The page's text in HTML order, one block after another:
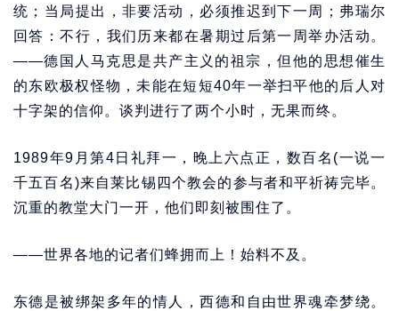
统；当局提出，非要活动，必须推迟到下一周；弗瑞尔
回答：不行，我们历来都在暑期过后第一周举办活动。
——德国人马克思是共产主义的祖宗，但他的思想催生
的东欧极权怪物，未能在短短40年一举扫平他的后人对
十字架的信仰。谈判进行了两个小时，无果而终。
1989年9月第4日礼拜一，晚上六点正，数百名(一说一
千五百名)来自莱比锡四个教会的参与者和平祈祷完毕。
沉重的教堂大门一开，他们即刻被围住了。
——世界各地的记者们蜂拥而上！始料不及。
东德是被绑架多年的情人，西德和自由世界魂牵梦绕。